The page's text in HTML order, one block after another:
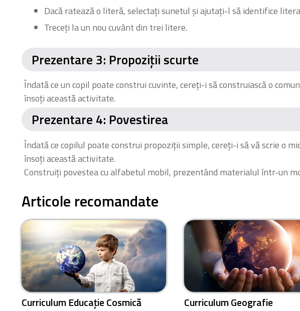
Dacă ratează o literă, selectați sunetul și ajutați-l să identifice
Treceți la un nou cuvânt din trei litere.
Prezentare 3: Propoziții scurte
Îndată ce un copil poate construi cuvinte, cereți-i să construiască o
însoți această activitate.
Prezentare 4: Povestirea
Îndată ce copilul poate construi propoziții simple, cereți-i să vă scrie o
însoți această activitate.
Construiți povestea cu alfabetul mobil, prezentând materialul într-un
Articole recomandate
Curriculum Educație Cosmică Curriculum Geografie